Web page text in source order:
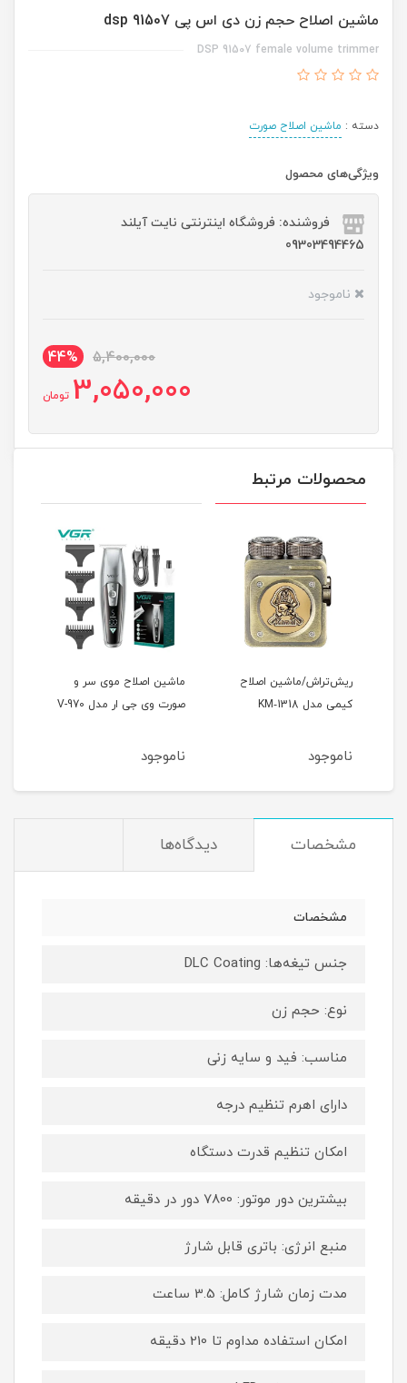
ماشین اصلاح حجم زن دی اس پی dsp 91507
DSP 91507 female volume trimmer
دسته : ماشین اصلاح صورت
ویژگی‌های محصول
فروشنده: فروشگاه اینترنتی نایت آیلند
09303494465
ناموجود
5,400,000
44%
3,050,000 تومان
محصولات مرتبط
ریش‌تراش/ماشین اصلاح
کیمی مدل KM‑1318
ناموجود
ماشین اصلاح موی سر و
صورت وی جی ار مدل V-970
ناموجود
مشخصات دیدگاه‌ها
مشخصات
جنس تیغه‌ها: DLC Coating
نوع: حجم زن
مناسب: فید و سایه زنی
دارای اهرم تنظیم درجه
امکان تنظیم قدرت دستگاه
بیشترین دور موتور: 7800 دور در دقیقه
منبع انرژی: باتری قابل شارژ
مدت زمان شارژ کامل: 3.5 ساعت
امکان استفاده مداوم تا 210 دقیقه